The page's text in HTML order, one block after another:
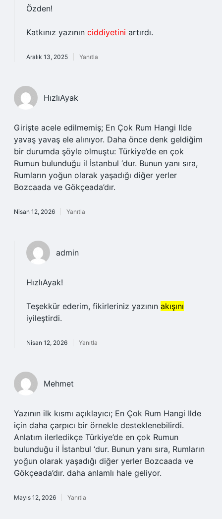
Özden!
Katkınız yazının ciddiyetini artırdı.
Aralık 13, 2025 Yanıtla
HızlıAyak
Girişte acele edilmemiş; En Çok Rum Hangi Ilde
yavaş yavaş ele alınıyor. Daha önce denk geldiğim
bir durumda şöyle olmuştu: Türkiye’de en çok
Rumun bulunduğu il İstanbul ‘dur. Bunun yanı sıra,
Rumların yoğun olarak yaşadığı diğer yerler
Bozcaada ve Gökçeada’dır.
Nisan 12, 2026 Yanıtla
admin
HızlıAyak!
Teşekkür ederim, fikirleriniz yazının akışını
iyileştirdi.
Nisan 12, 2026 Yanıtla
Mehmet
Yazının ilk kısmı açıklayıcı; En Çok Rum Hangi Ilde
için daha çarpıcı bir örnekle desteklenebilirdi.
Anlatım ilerledikçe Türkiye’de en çok Rumun
bulunduğu il İstanbul ‘dur. Bunun yanı sıra, Rumların
yoğun olarak yaşadığı diğer yerler Bozcaada ve
Gökçeada’dır. daha anlamlı hale geliyor.
Mayıs 12, 2026 Yanıtla